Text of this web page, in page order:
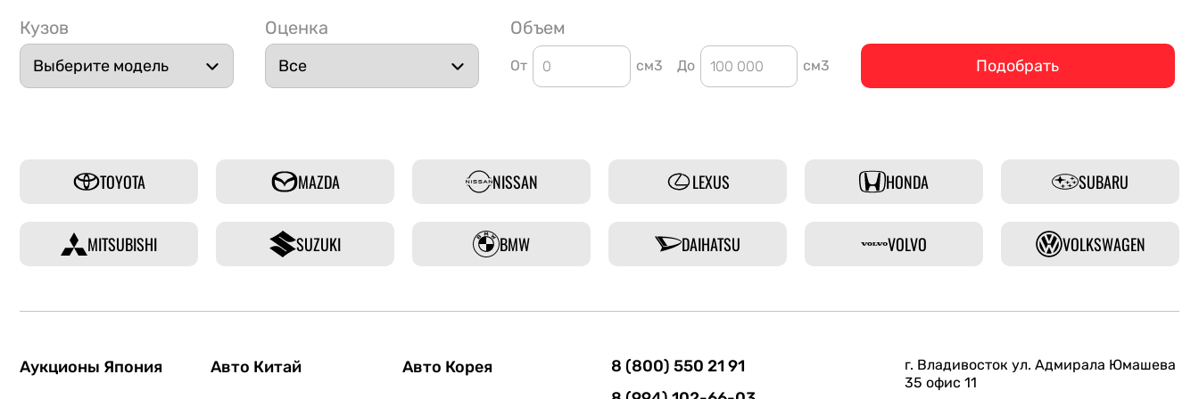
Кузов Оценка Объем
От см3 До см3 Подобрать
TOYOTA MAZDA NISSAN LEXUS HONDA SUBARU
MITSUBISHI SUZUKI BMW DAIHATSU VOLVO VOLKSWAGEN
Аукционы Япония Авто Китай Авто Корея
8 (800) 550 21 91
г. Владивосток ул. Адмирала Юмашева
35 офис 11